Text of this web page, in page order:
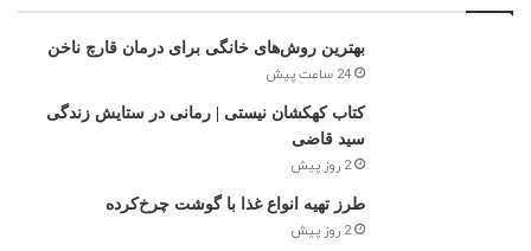
بهترین روش‌های خانگی برای درمان قارچ ناخن
24 ساعت پیش
کتاب کهکشان نیستی | رمانی در ستایش زندگی
سید قاضی
2 روز پیش
طرز تهیه انواع غذا با گوشت چرخ‌کرده
2 روز پیش